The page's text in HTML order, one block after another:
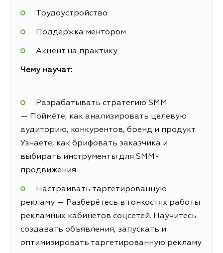
Трудоустройство
Поддержка ментором
Акцент на практику
Чему научат:
Разрабатывать стратегию SMM
— Поймёте, как анализировать целевую
аудиторию, конкурентов, бренд и продукт.
Узнаете, как брифовать заказчика и
выбирать инструменты для SMM-
продвижения
Настраивать таргетированную
рекламу — Разберётесь в тонкостях работы
рекламных кабинетов соцсетей. Научитесь
создавать объявления, запускать и
оптимизировать таргетированную рекламу